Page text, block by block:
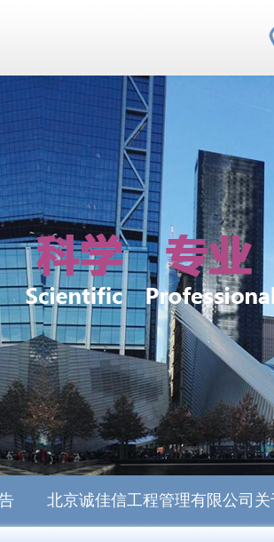
北京诚佳信工程管理有限公司关于钦